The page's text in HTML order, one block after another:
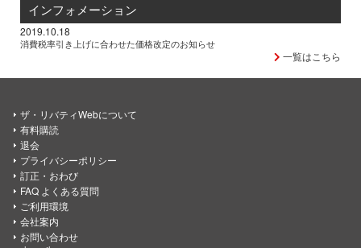
インフォメーション
2019.10.18
消費税率引き上げに合わせた価格改定のお知らせ
一覧はこちら
ザ・リバティWebについて
有料購読
退会
プライバシーポリシー
訂正・おわび
FAQ よくある質問
ご利用環境
会社案内
お問い合わせ